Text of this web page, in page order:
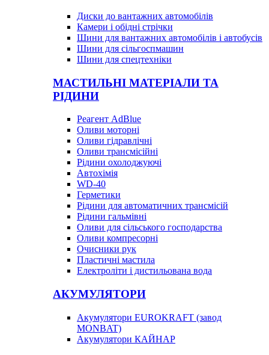
Диски до вантажних автомобілів
Камери і обідні стрічки
Шини для вантажних автомобілів і автобусів
Шини для сільгоспмашин
Шини для спецтехніки
МАСТИЛЬНІ МАТЕРІАЛИ ТА
РІДИНИ
Реагент AdBlue
Оливи моторні
Оливи гідравлічні
Оливи трансмісійні
Рідини охолоджуючі
Автохімія
WD-40
Герметики
Рідини для автоматичних трансмісій
Рідини гальмівні
Оливи для сільського господарства
Оливи компресорні
Очисники рук
Пластичні мастила
Електроліти і дистильована вода
АКУМУЛЯТОРИ
Акумулятори EUROKRAFT (завод
MONBAT)
Акумулятори КАЙНАР